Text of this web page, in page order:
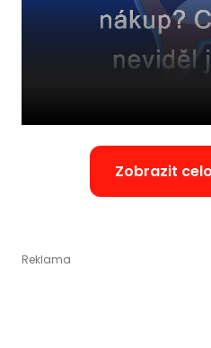
Zobrazit